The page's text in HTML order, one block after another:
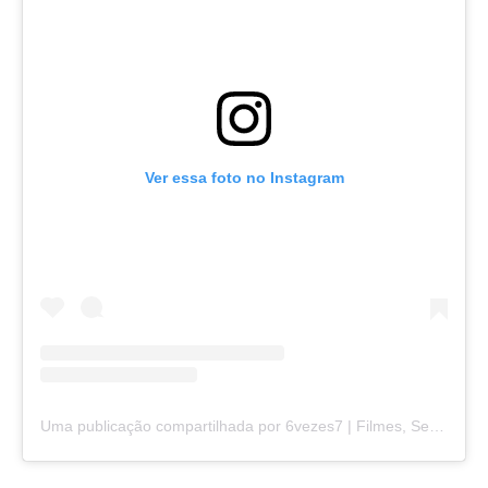
Ver essa foto no Instagram